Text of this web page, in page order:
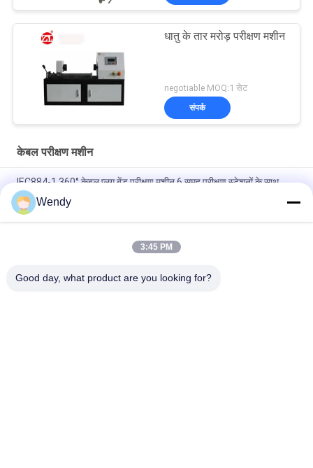
धातु के तार मरोड़ परीक्षण मशीन
negotiable MOQ:1 सेट
संपर्क
केबल परीक्षण मशीन
IEC884-1 360° केबल प्लग बेंड परीक्षण मशीन 6 समूह परीक्षण स्टेशनों के साथ
बीएस 6387 आईईसी 60331 बीएस 8491 तार और केबल आग प्रतिरोध परीक्षण
मशीन
आईईसी 60331 बीएस 6387 बीएस 8491 वायर केबल सर्किट अखंडता परीक्षक
Wendy
3:45 PM
Good day, what product are you looking for?